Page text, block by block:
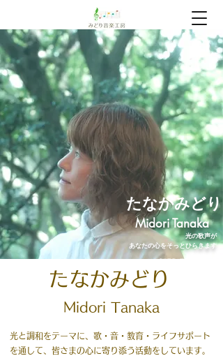
​たなかみどり
Midori Tanaka
光の歌声が
あなたの心をそっとひらきます
みどり音楽工房｜三島の音楽教室
たなかみどり
Midori Tanaka
光と調和をテーマに、歌・音・教育・ライフサポート
を通して、皆さまの心に寄り添う活動をしています。